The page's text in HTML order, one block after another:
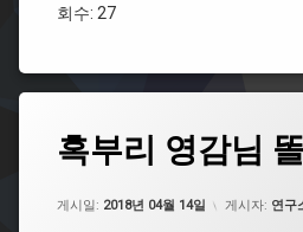
회수: 27
혹부리 영감님
게시일: 2018년 04월 14일 게시자: 연구
혹
부
영
에
댓
을